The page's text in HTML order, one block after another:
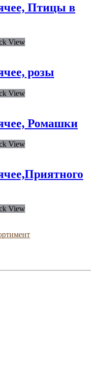
Птицы в
View
розы
View
Ромашки
View
View